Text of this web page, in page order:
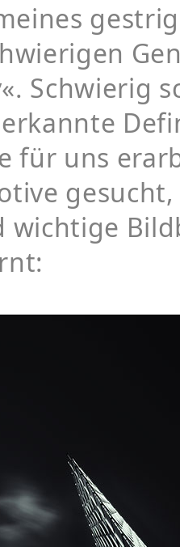
Schwierig
für uns
wichtige